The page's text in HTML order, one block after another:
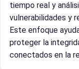
tiempo real y
vulnerabilidades y
Este enfoque
proteger la
conectados en la